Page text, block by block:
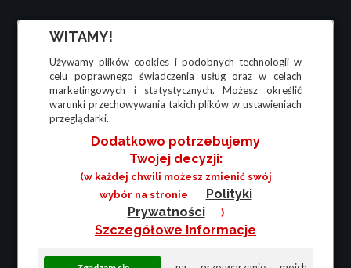
WITAMY!
Używamy plików cookies i podobnych technologii w
celu poprawnego świadczenia usług oraz w celach
marketingowych i statystycznych. Możesz określić
warunki przechowywania takich plików w ustawieniach
przeglądarki.
Dodatkowo potrzebujemy
Twojej decyzji:
(w każdej chwili możesz zmienić swój
wybór na stronie
Polityki
Prywatności
)
Szczegółowe Informacje